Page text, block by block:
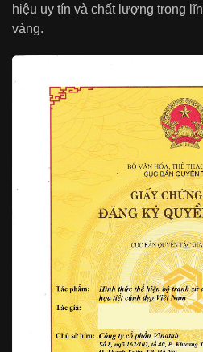
hiệu uy tín và chất lượng trong
vàng.